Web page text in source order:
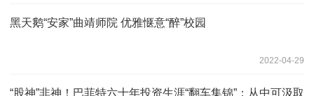
黑天鹅“安家”曲靖师院 优雅惬意“醉”校园
2022-04-29
“股神”非神！巴菲特六十年投资生涯“翻车集锦”：从中可汲取